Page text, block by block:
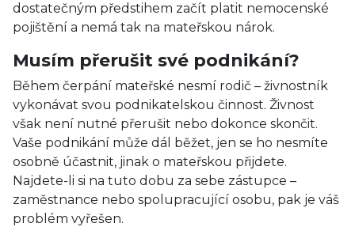
dostatečným předstihem začít platit nemocenské
pojištění a nemá tak na mateřskou nárok.
Musím přerušit své podnikání?
Během čerpání mateřské nesmí rodič – živnostník
vykonávat svou podnikatelskou činnost. Živnost
však není nutné přerušit nebo dokonce skončit.
Vaše podnikání může dál běžet, jen se ho nesmíte
osobně účastnit, jinak o mateřskou přijdete.
Najdete-li si na tuto dobu za sebe zástupce –
zaměstnance nebo spolupracující osobu, pak je váš
problém vyřešen.